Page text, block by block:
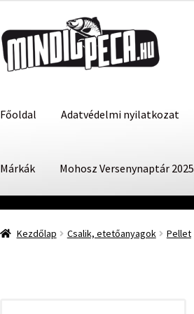
a
navigációhoz
a
tartalomba
Főoldal Adatvédelmi nyilatkozat
Márkák Mohosz Versenynaptár 2025
Kezdőlap Csalik, etetőanyagok Pellet